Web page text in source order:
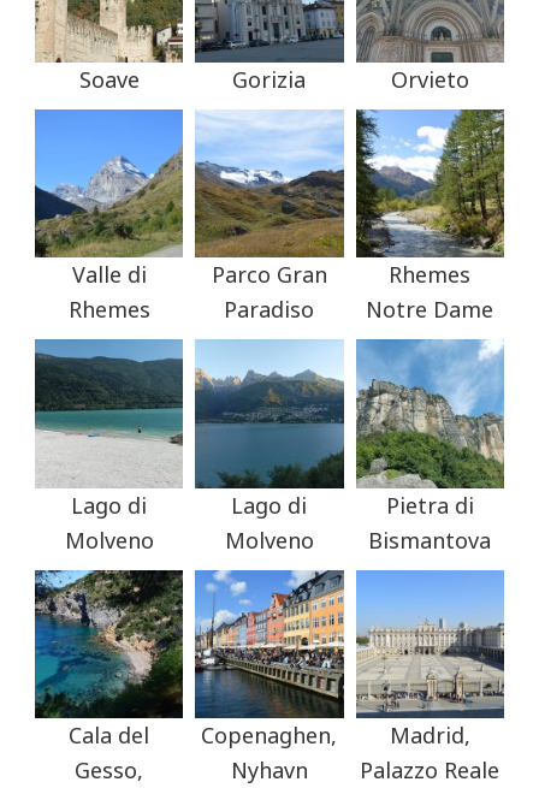
Soave Gorizia Orvieto
Valle di
Rhemes
Parco Gran
Paradiso
Rhemes
Notre Dame
Lago di
Molveno
Lago di
Molveno
Pietra di
Bismantova
Cala del
Gesso,
Copenaghen,
Nyhavn
Madrid,
Palazzo Reale